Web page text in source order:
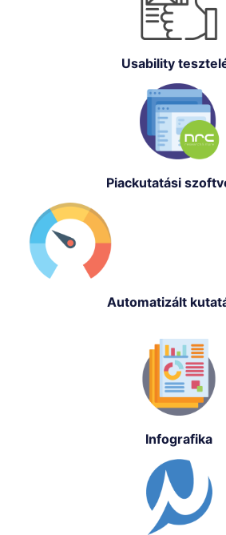
Usability
Piackutatási
Automatizált
Infografika